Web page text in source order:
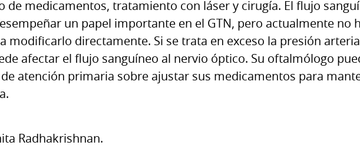
de medicamentos, tratamiento con láser y cirugía. El flujo
un papel importante en el GTN, pero actualmente no
modificarlo directamente. Si se trata en exceso la presión
afectar el flujo sanguíneo al nervio óptico. Su oftalmólogo
atención primaria sobre ajustar sus medicamentos para
Radhakrishnan.